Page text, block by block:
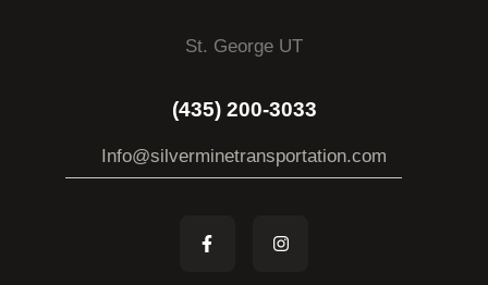
St. George UT
(435) 200-3033
Info@silverminetransportation.com